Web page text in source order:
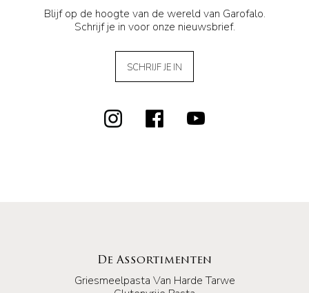
Blijf op de hoogte van de wereld van Garofalo.
Schrijf je in voor onze nieuwsbrief.
SCHRIJF JE IN
De Assortimenten
Griesmeelpasta Van Harde Tarwe